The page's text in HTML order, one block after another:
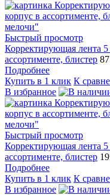
Быстрый просмотр
Корректирующая лента
ассортименте, блистер
Подробнее
Купить в 1 клик К
В избранное
Быстрый просмотр
Корректирующая лента
ассортименте, блистер
Подробнее
Купить в 1 клик К
В избранное